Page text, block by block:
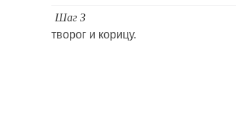
Шаг 3
творог и корицу.